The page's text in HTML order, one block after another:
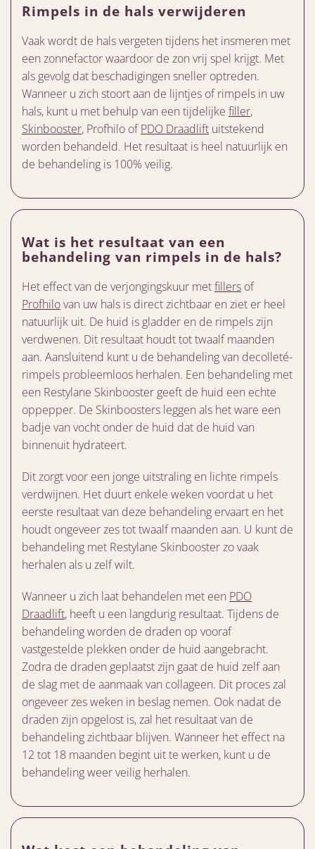
Rimpels in de hals verwijderen
Vaak wordt de hals vergeten tijdens het insmeren met
een zonnefactor waardoor de zon vrij spel krijgt. Met
als gevolg dat beschadigingen sneller optreden.
Wanneer u zich stoort aan de lijntjes of rimpels in uw
hals, kunt u met behulp van een tijdelijke filler,
Skinbooster, Profhilo ofPDO Draadlift uitstekend
worden behandeld. Het resultaat is heel natuurlijk en
de behandeling is 100% veilig.
Wat is het resultaat van een
behandeling van rimpels in de hals?
Het effect van de verjongingskuur metfillers of
Profhilovan uw hals is direct zichtbaar en ziet er heel
natuurlijk uit. De huid is gladder en de rimpels zijn
verdwenen. Dit resultaat houdt tot twaalf maanden
aan. Aansluitend kunt u de behandeling van decolleté-
rimpels probleemloos herhalen. Een behandeling met
een Restylane Skinbooster geeft de huid een echte
oppepper. De Skinboosters leggen als het ware een
badje van vocht onder de huid dat de huid van
binnenuit hydrateert.
Dit zorgt voor een jonge uitstraling en lichte rimpels
verdwijnen. Het duurt enkele weken voordat u het
eerste resultaat van deze behandeling ervaart en het
houdt ongeveer zes tot twaalf maanden aan. U kunt de
behandeling met Restylane Skinbooster zo vaak
herhalen als u zelf wilt.
Wanneer u zich laat behandelen met een PDO
Draadlift, heeft u een langdurig resultaat. Tijdens de
behandeling worden de draden op vooraf
vastgestelde plekken onder de huid aangebracht.
Zodra de draden geplaatst zijn gaat de huid zelf aan
de slag met de aanmaak van collageen. Dit proces zal
ongeveer zes weken in beslag nemen. Ook nadat de
draden zijn opgelost is, zal het resultaat van de
behandeling zichtbaar blijven. Wanneer het effect na
12 tot 18 maanden begint uit te werken, kunt u de
behandeling weer veilig herhalen.